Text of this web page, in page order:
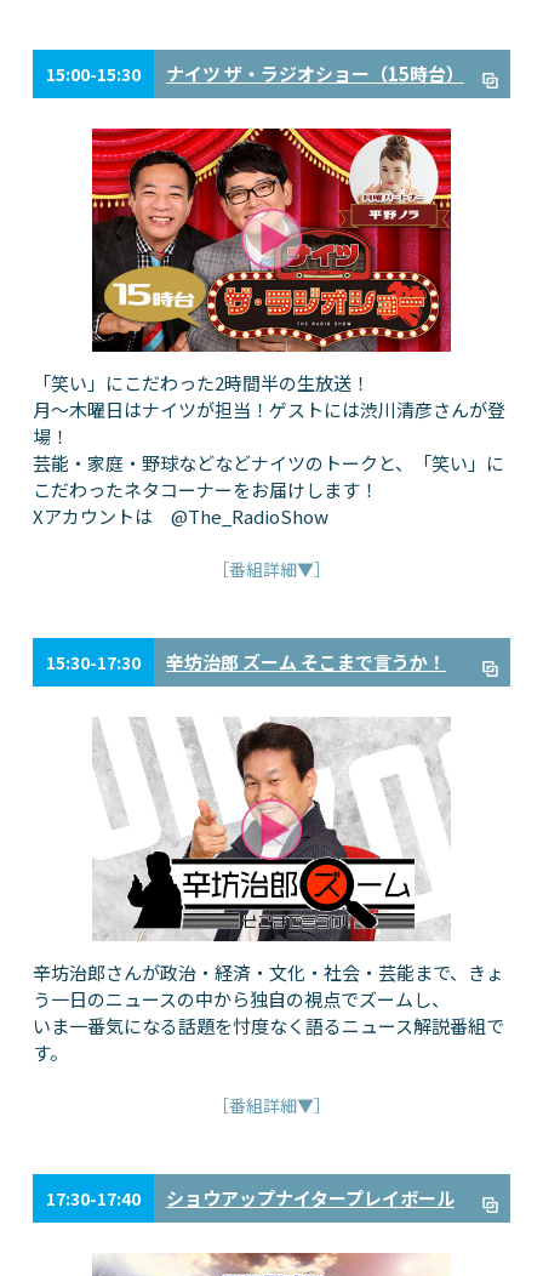
15:00-15:30 ナイツ ザ・ラジオショー（15時台）
「笑い」にこだわった2時間半の生放送！
月～木曜日はナイツが担当！ゲストには渋川清彦さんが登
場！
芸能・家庭・野球などなどナイツのトークと、「笑い」に
こだわったネタコーナーをお届けします！
Xアカウントは @The_RadioShow
［番組詳細▼］
15:30-17:30 辛坊治郎 ズーム そこまで言うか！
辛坊治郎さんが政治・経済・文化・社会・芸能まで、きょ
う一日のニュースの中から独自の視点でズームし、
いま一番気になる話題を忖度なく語るニュース解説番組で
す。
［番組詳細▼］
17:30-17:40 ショウアップナイタープレイボール